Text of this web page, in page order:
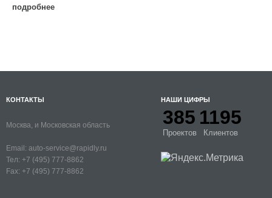
подробнее
КОНТАКТЫ
Москва, и Московская область
Email: auto-service@rapidly.ru
Тел: +7 (495) 777-8862
Fax: +7 (495) 777-8862
НАШИ ЦИФРЫ
385
Проектов
1195
Клиентов